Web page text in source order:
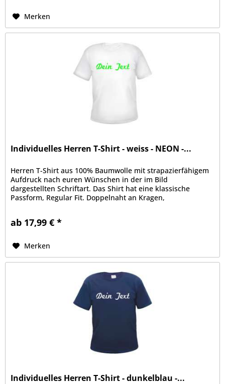
Merken
Individuelles Herren T-Shirt - weiss - NEON -...
Herren T-Shirt aus 100% Baumwolle mit strapazierfähigem
Aufdruck nach euren Wünschen in der im Bild
dargestellten Schriftart. Das Shirt hat eine klassische
Passform, Regular Fit. Doppelnaht an Kragen,
ab 17,99 € *
Merken
Individuelles Herren T-Shirt - dunkelblau -...